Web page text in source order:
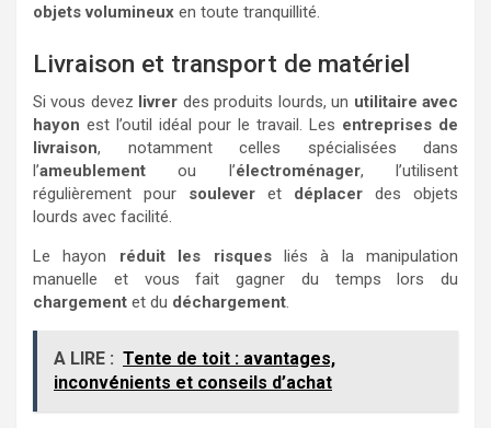
objets volumineux en toute tranquillité.
Livraison et transport de matériel
Si vous devez livrer des produits lourds, un utilitaire avec
hayon est l’outil idéal pour le travail. Les entreprises de
livraison, notamment celles spécialisées dans
l’ameublement ou l’électroménager, l’utilisent
régulièrement pour soulever et déplacer des objets
lourds avec facilité.
Le hayon réduit les risquesliés à la manipulation
manuelle et vous fait gagner du temps lors du
chargement et du déchargement.
A LIRE : Tente de toit : avantages,
inconvénients et conseils d’achat